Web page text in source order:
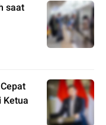
saat
Ketua